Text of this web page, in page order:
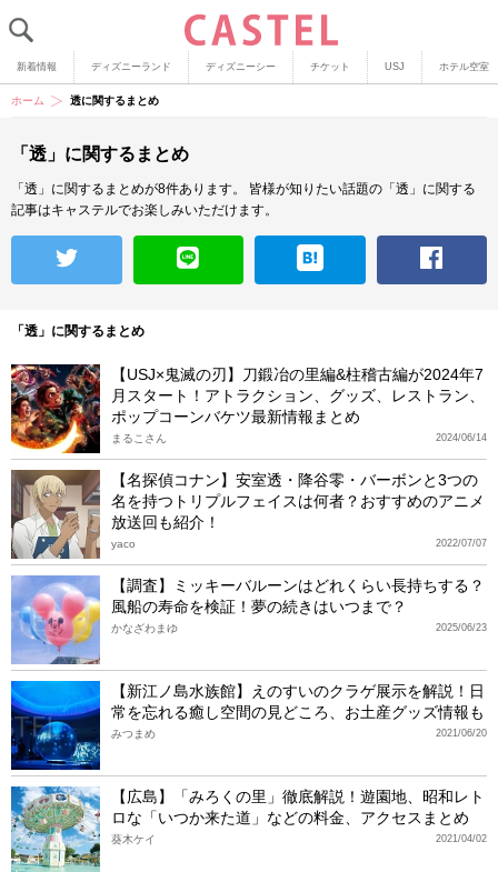
新着情報 ディズニーランド ディズニーシー チケット USJ ホテル空室
ホーム 透に関するまとめ
「透」に関するまとめ
「透」に関するまとめが8件あります。
皆様が知りたい話題の「透」に関する
記事はキャステルでお楽しみいただけます。
「透」に関するまとめ
【USJ×鬼滅の刃】刀鍛冶の里編&柱稽古編が2024年7
月スタート！アトラクション、グッズ、レストラン、
ポップコーンバケツ最新情報まとめ
2024/06/14
まるこさん
【名探偵コナン】安室透・降谷零・バーボンと3つの
名を持つトリプルフェイスは何者？おすすめのアニメ
放送回も紹介！
2022/07/07
yaco
【調査】ミッキーバルーンはどれくらい長持ちする？
風船の寿命を検証！夢の続きはいつまで？
2025/06/23
かなざわまゆ
【新江ノ島水族館】えのすいのクラゲ展示を解説！日
常を忘れる癒し空間の見どころ、お土産グッズ情報も
2021/06/20
みつまめ
【広島】「みろくの里」徹底解説！遊園地、昭和レト
ロな「いつか来た道」などの料金、アクセスまとめ
2021/04/02
葵木ケイ